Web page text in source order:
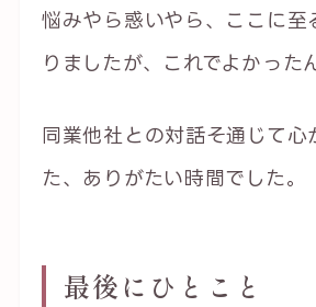
悩みやら惑いやら、ここに至
りましたが、これでよかった
同業他社との対話そ通じて心
た、ありがたい時間でした。
最後にひとこと